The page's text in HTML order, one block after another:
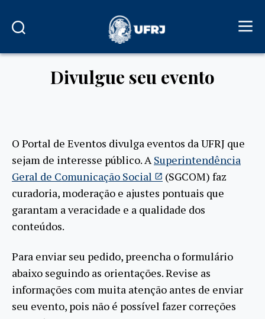
Divulgue seu evento
O Portal de Eventos divulga eventos da UFRJ que
sejam de interesse público. ASuperintendência
Geral de Comunicação Social
(SGCOM) faz
curadoria, moderação e ajustes pontuais que
garantam a veracidade e a qualidade dos
conteúdos.
Para enviar seu pedido, preencha o formulário
abaixo seguindo as orientações. Revise as
informações com muita atenção antes de enviar
seu evento, pois não é possível fazer correções